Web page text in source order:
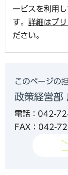
ービスを利用
す。 詳細はプ
ださい。
このページの
政策経営部
電話：042-
FAX：042-